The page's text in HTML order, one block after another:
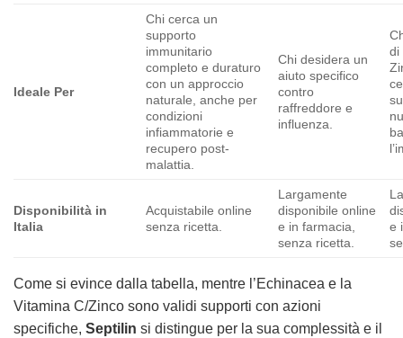
Ideale Per
Chi cerca un
supporto
immunitario
completo e duraturo
con un approccio
naturale, anche per
condizioni
infiammatorie e
recupero post-
malattia.
Chi desidera un
aiuto specifico
contro
raffreddore e
influenza.
di
Disponibilità in
Italia
Acquistabile online
senza ricetta.
Largamente
disponibile online
e in farmacia,
senza ricetta.
e
Come si evince dalla tabella, mentre l’Echinacea e la
Vitamina C/Zinco sono validi supporti con azioni
specifiche, Septilin si distingue per la sua complessità e il